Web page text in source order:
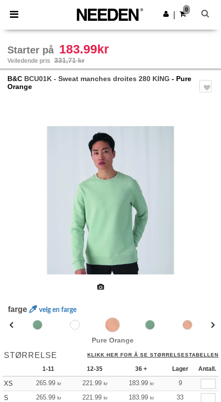
× Needen-app
Bedre priser i appen!
Last ned app
0
Starter på 183.99kr
Veiledende pris 331,71 kr
B&C BCU01K - Sweat manches droites 280 KING - Pure
Orange
farge velg en farge
Pure Orange
STØRRELSE KLIKK HER FOR Å SE STØRRELSESTABELLEN
1-11 12-35 36 + Lager Antall.
XS 265.99 kr 221.99 kr 183.99 kr
9
S
265.99 kr 221.99 kr 183.99 kr
33